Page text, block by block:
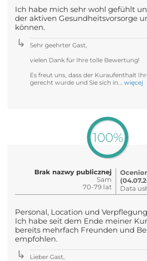
Ich habe mich sehr wohl gefühlt
der aktiven Gesundheitsvorsorge
können.
Sehr geehrter Gast,
vielen Dank für Ihre tolle Bewertung!
Es freut uns, dass der Kuraufenthalt
gerecht wurde und Sie sich in... więcej
100%
Brak nazwy publicznej
Sam
70-79 lat
Data
Personal, Location und
Ich habe seit dem Ende meiner
bereits mehrfach Freunden und
empfohlen.
Lieber Gast,